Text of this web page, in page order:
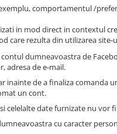
comportamentul /
in mod direct in contextul
care rezulta din utilizarea site-
dumneavoastra de
adresa de e-mail.
inainte de a finaliza comanda
un cont.
celelalte date furnizate nu
cu caracter